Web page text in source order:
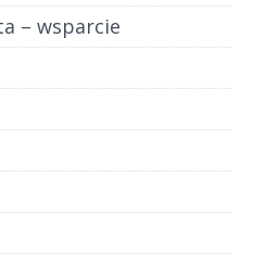
– wsparcie